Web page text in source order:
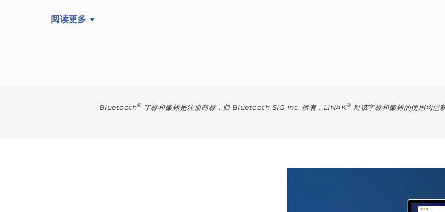
阅读更多
Bluetooth® 字标和徽标是注册商标，归 Bluetooth SIG Inc. 所有，LINAK® 对该字标和徽标的使用均已